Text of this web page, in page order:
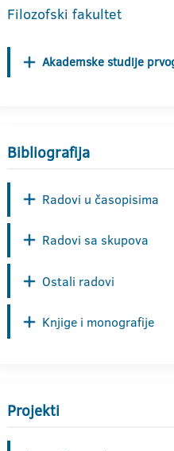
Filozofski fakultet
Akademske studije
Bibliografija
Radovi u časopisima
Radovi sa skupova
Ostali radovi
Knjige i monografije
Projekti